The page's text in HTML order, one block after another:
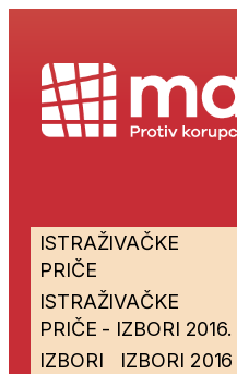
ISTRAŽIVAČKE
PRIČE
ISTRAŽIVAČKE
PRIČE - IZBORI 2016.
IZBORI
IZBORI 2016